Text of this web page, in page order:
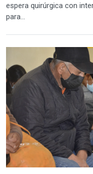
espera quirúrgica con
para...